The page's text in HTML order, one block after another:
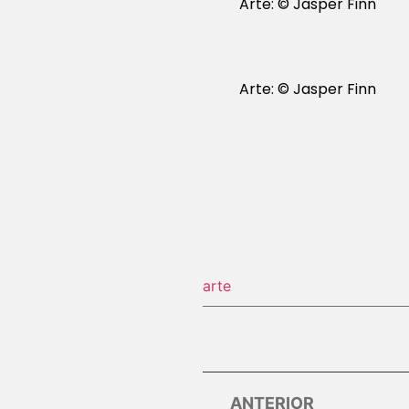
Arte: © Jasper Finn
arte
ANTERIOR